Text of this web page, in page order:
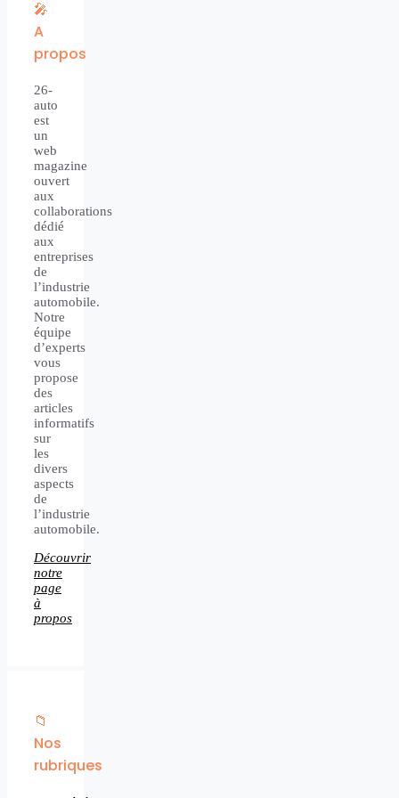
🎤
A
propos
26-
auto
est
un
web
magazine
ouvert
aux
collaborations
dédié
aux
entreprises
de
l’industrie
automobile.
Notre
équipe
d’experts
vous
propose
des
articles
informatifs
sur
les
divers
aspects
de
l’industrie
automobile.
Découvrir
notre
page
à
propos
📁
Nos
rubriques